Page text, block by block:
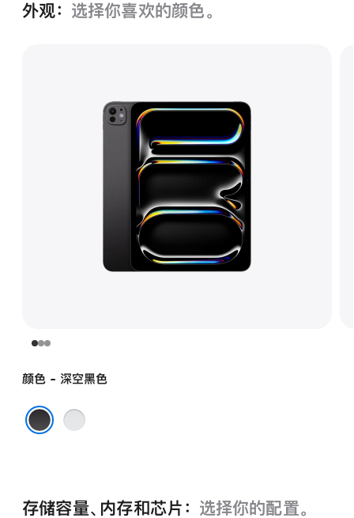
外观： 选择你喜欢的颜色。
颜色 - 深空黑色
银
存储容量、内存和芯片： 选择你的配置。